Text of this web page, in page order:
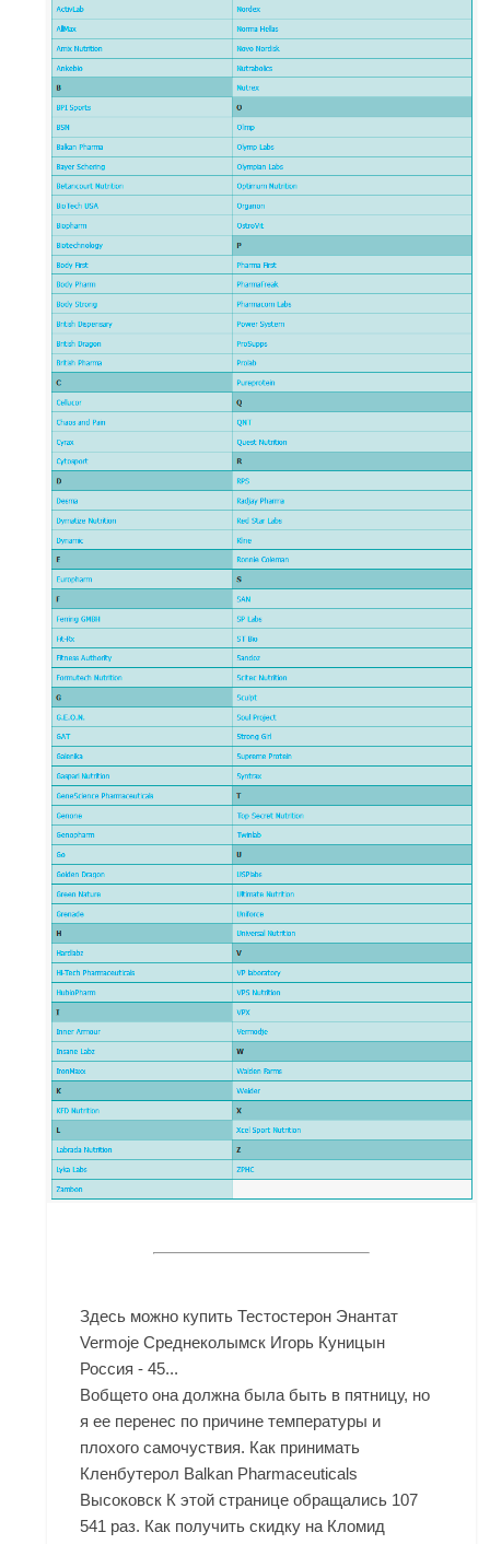
Здесь можно купить Тестостерон Энантат
Vermoje Среднеколымск Игорь Куницын
Россия - 45...
Вобщето она должна была быть в пятницу, но
я ее перенес по причине температуры и
плохого самочуствия. Как принимать
Кленбутерол Balkan Pharmaceuticals
Высоковск К этой странице обращались 107
541 раз. Как получить скидку на Кломид